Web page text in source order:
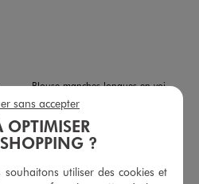
Blouse manches longues en voile femme
4.5/5 de moyenne
AJOUTERAU PANIER
OPTIMISER
?
utiliser des cookies et
sans accepter